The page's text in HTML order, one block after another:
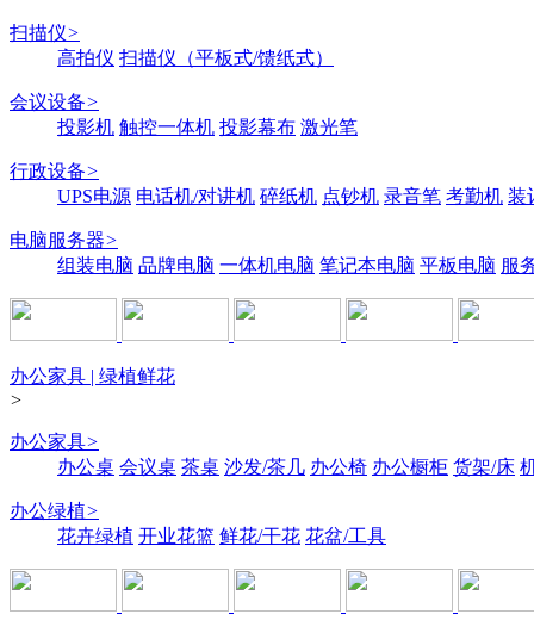
扫描仪>
高拍仪 扫描仪（平板式/馈纸式）
会议设备>
投影机 触控一体机 投影幕布 激光笔
行政设备>
UPS电源 电话机/对讲机 碎纸机 点钞机 录音笔 考勤机 装
电脑服务器>
组装电脑 品牌电脑 一体机电脑 笔记本电脑 平板电脑 服
办公家具 | 绿植鲜花
>
办公家具>
办公桌 会议桌 茶桌 沙发/茶几 办公椅 办公橱柜 货架/床
办公绿植>
花卉绿植 开业花篮 鲜花/干花 花盆/工具